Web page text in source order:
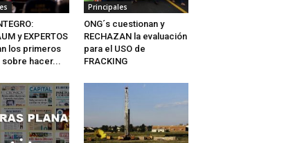
y EXPERTOS
los primeros
sobre hacer...
Principales
ONG´s cuestionan y
RECHAZAN la evaluación
para el USO de
FRACKING